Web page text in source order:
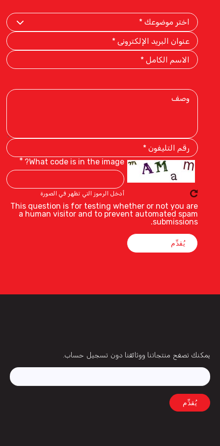
Select
Your
SubjectEmail
Address
Name
Description
Phone
Number
What code is in the image?
أدخل الرموز التي تظهر في الصورة
This question is for testing whether or not you are
a human visitor and to prevent automated spam
submissions.
بريد
إلكتروني
يمكنك تصفح منتجاتنا ووثائقنا دون تسجيل حساب.